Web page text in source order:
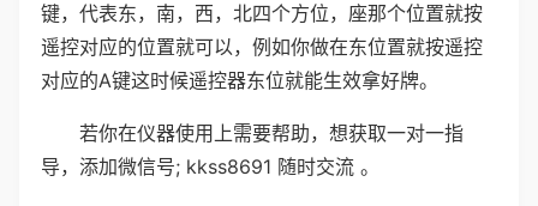
键，代表东，南，西，北四个方位，座那个位置就按
遥控对应的位置就可以，例如你做在东位置就按遥控
对应的A键这时候遥控器东位就能生效拿好牌。
若你在仪器使用上需要帮助，想获取一对一指
导，添加微信号; kkss8691 随时交流 。